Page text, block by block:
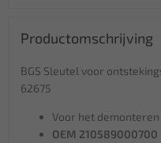
Productomschrijving
BGS Sleutel voor
62675
Voor het
OEM 210589000700